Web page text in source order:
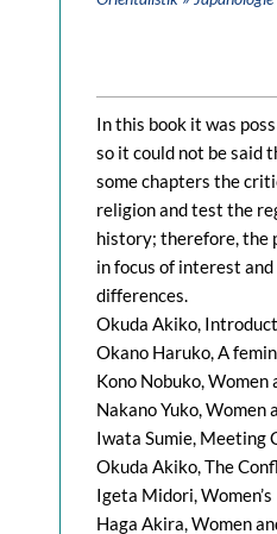
In this book it was
so it could not be said
some chapters the
religion and test the
history; therefore, the
in focus of interest
differences.
Okuda Akiko,
Okano Haruko, A
Kono Nobuko,
Nakano Yuko,
Iwata Sumie, Meeting
Okuda Akiko, The
Igeta Midori,
Haga Akira, Women